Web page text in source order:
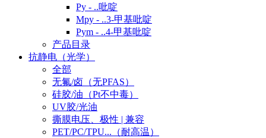
Py - ..吡啶
Mpy - ..3-甲基吡啶
Pym - ..4-甲基吡啶
产品目录
抗静电（光学）
全部
无氟/卤（无PFAS）
硅胶/油（Pt不中毒）
UV胶/光油
撕膜电压、极性 | 兼容
PET/PC/TPU...（耐高温）